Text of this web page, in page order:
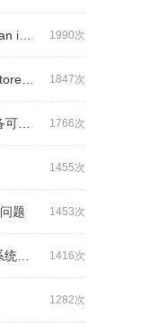
1990次
技巧
1847次
方法
1766次
？
1455次
1453次
题
1416次
的
1282次